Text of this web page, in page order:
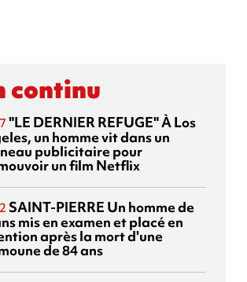
continu
"LE DERNIER REFUGE"À Los
un homme vit dans un
publicitaire pour
un film Netflix
SAINT-PIERRE Un homme de
mis en examen et placé en
après la mort d'une
de 84 ans